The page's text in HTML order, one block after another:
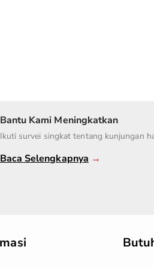
Bantu Kami Meningkatkan
Ikuti survei singkat tentang kunjungan
Baca Selengkapnya →